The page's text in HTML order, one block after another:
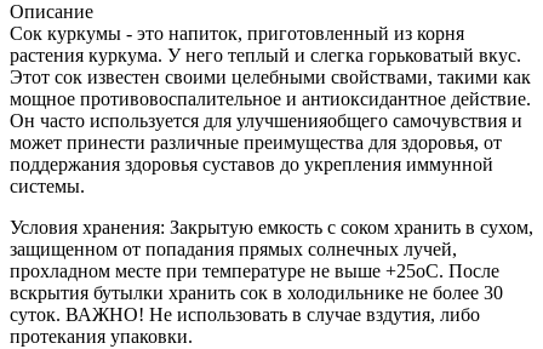
Описание
Сок куркумы - это напиток, приготовленный из корня
растения куркума. У него теплый и слегка горьковатый вкус.
Этот сок известен своими целебными свойствами, такими как
мощное противовоспалительное и антиоксидантное действие.
Он часто используется для улучшенияобщего самочувствия и
может принести различные преимущества для здоровья, от
поддержания здоровья суставов до укрепления иммунной
системы.
Условия хранения: Закрытую емкость с соком хранить в сухом,
защищенном от попадания прямых солнечных лучей,
прохладном месте при температуре не выше +25оС. После
вскрытия бутылки хранить сок в холодильнике не более 30
суток. ВАЖНО! Не использовать в случае вздутия, либо
протекания упаковки.